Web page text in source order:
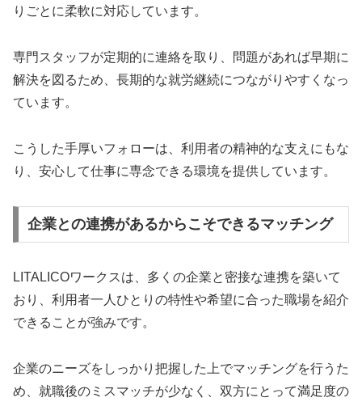
りごとに柔軟に対応しています。
専門スタッフが定期的に連絡を取り、問題があれば早期に
解決を図るため、長期的な就労継続につながりやすくなっ
ています。
こうした手厚いフォローは、利用者の精神的な支えにもな
り、安心して仕事に専念できる環境を提供しています。
企業との連携があるからこそできるマッチング
LITALICOワークスは、多くの企業と密接な連携を築いて
おり、利用者一人ひとりの特性や希望に合った職場を紹介
できることが強みです。
企業のニーズをしっかり把握した上でマッチングを行うた
め、就職後のミスマッチが少なく、双方にとって満足度の